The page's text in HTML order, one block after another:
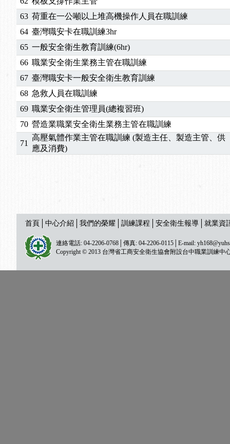
63 荷重在一公噸以上堆高機操作人員在職訓練
64 臺灣職安卡在職訓練3hr
65 一般安全衛生教育訓練(6hr)
66 職業安全衛生業務主管在職訓練
67 臺灣職安卡一般安全衛生教育訓練
68 急救人員在職訓練
69 職業安全衛生管理員(總複習班)
70 營造業職業安全衛生業務主管在職訓練
71
高壓氣體作業主管在職訓練 (製造主任、製造主管、供
應及消費)
首頁 中心介紹 我們的榮耀 訓練課程 安全衛生報導 就業資
連絡電話: 04-2206-0768│傳真: 04-2206-0115│E-mail:
Copyright © 2013 台灣省工商安全衛生協會附設台中職業訓練中